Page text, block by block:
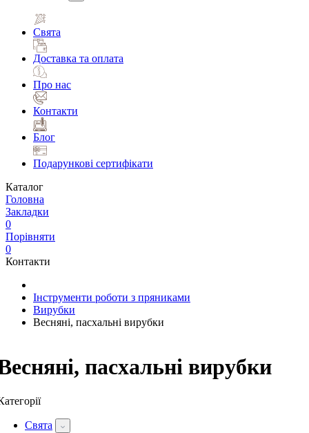
Свята
Доставка та оплата
Про нас
Контакти
Блог
Подарункові сертифікати
Каталог
Головна
Закладки
0
Порівняти
0
Контакти
Інструменти роботи з пряниками
Вирубки
Весняні, пасхальні вирубки
пасхальні вирубки
Свята